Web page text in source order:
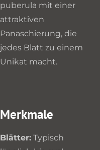
puberula mit einer
attraktiven
Panaschierung, die
jedes Blatt zu einem
Unikat macht.
Merkmale
Blätter: Typisch